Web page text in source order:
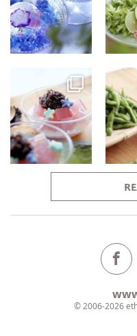
© 2006-2026